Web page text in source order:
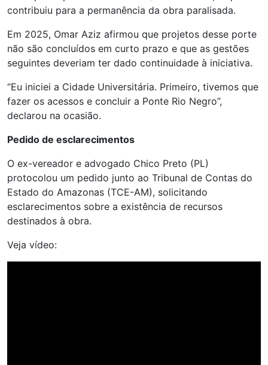
contribuiu para a permanência da obra paralisada.
Em 2025, Omar Aziz afirmou que projetos desse porte
não são concluídos em curto prazo e que as gestões
seguintes deveriam ter dado continuidade à iniciativa.
“Eu iniciei a Cidade Universitária. Primeiro, tivemos que
fazer os acessos e concluir a Ponte Rio Negro”,
declarou na ocasião.
Pedido de esclarecimentos
O ex-vereador e advogado Chico Preto (PL)
protocolou um pedido junto ao Tribunal de Contas do
Estado do Amazonas (TCE-AM), solicitando
esclarecimentos sobre a existência de recursos
destinados à obra.
Veja vídeo: